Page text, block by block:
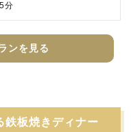
分
ンを見る
鉄板焼きディナー